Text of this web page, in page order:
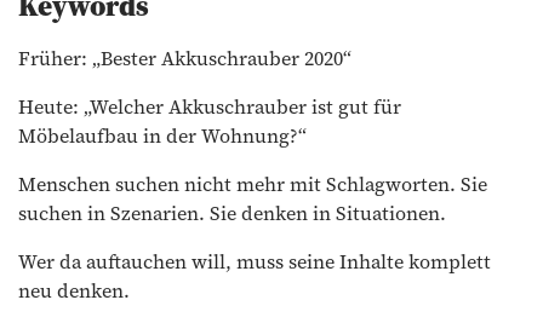
Früher: „Bester Akkuschrauber 2020“
Heute: „Welcher Akkuschrauber ist gut für
Möbelaufbau in der Wohnung?“
Menschen suchen nicht mehr mit Schlagworten. Sie
suchen in Szenarien. Sie denken in Situationen.
Wer da auftauchen will, muss seine Inhalte komplett
neu denken.